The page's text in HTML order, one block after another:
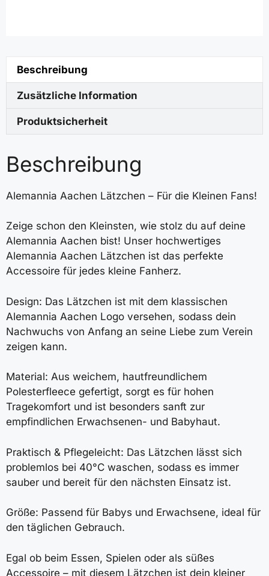
Beschreibung
Zusätzliche Information
Produktsicherheit
Beschreibung
Alemannia Aachen Lätzchen – Für die Kleinen Fans!
Zeige schon den Kleinsten, wie stolz du auf deine
Alemannia Aachen bist! Unser hochwertiges
Alemannia Aachen Lätzchen ist das perfekte
Accessoire für jedes kleine Fanherz.
Design: Das Lätzchen ist mit dem klassischen
Alemannia Aachen Logo versehen, sodass dein
Nachwuchs von Anfang an seine Liebe zum Verein
zeigen kann.
Material: Aus weichem, hautfreundlichem
Polesterfleece gefertigt, sorgt es für hohen
Tragekomfort und ist besonders sanft zur
empfindlichen Erwachsenen- und Babyhaut.
Praktisch & Pflegeleicht: Das Lätzchen lässt sich
problemlos bei 40°C waschen, sodass es immer
sauber und bereit für den nächsten Einsatz ist.
Größe: Passend für Babys und Erwachsene, ideal für
den täglichen Gebrauch.
Egal ob beim Essen, Spielen oder als süßes
Accessoire – mit diesem Lätzchen ist dein kleiner